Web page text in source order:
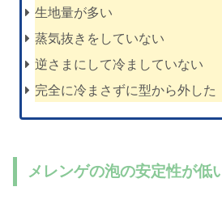
生地量が多い
蒸気抜きをしていない
逆さまにして冷ましていない
完全に冷まさずに型から外した
メレンゲの泡の安定性が低